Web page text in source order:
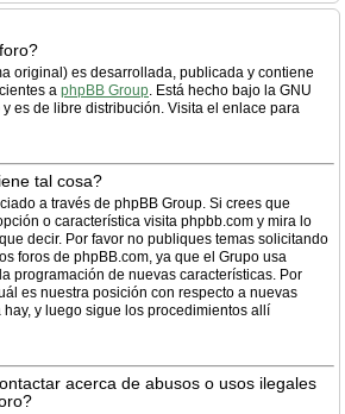
original) es desarrollada, publicada y contiene
a phpBB Group. Está hecho bajo la GNU
es de libre distribución. Visita el enlace para
tal cosa?
a través de phpBB Group. Si crees que
o característica visita phpbb.com y mira lo
decir. Por favor no publiques temas solicitando
foros de phpBB.com, ya que el Grupo usa
programación de nuevas características. Por
es nuestra posición con respecto a nuevas
y luego sigue los procedimientos allí
acerca de abusos o usos ilegales